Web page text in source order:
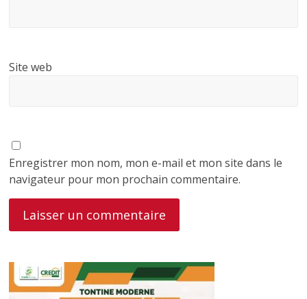
Site web
Enregistrer mon nom, mon e-mail et mon site dans le
navigateur pour mon prochain commentaire.